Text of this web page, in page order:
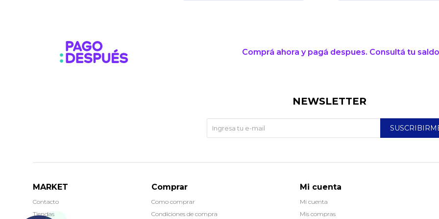
Comprá ahora y pagá despues. Consultá tu
MARKET
Contacto
Tiendas
Comprar
Como comprar
Condiciones de compra
Mi cuenta
Mi cuenta
Mis compras
NEWSLETTER